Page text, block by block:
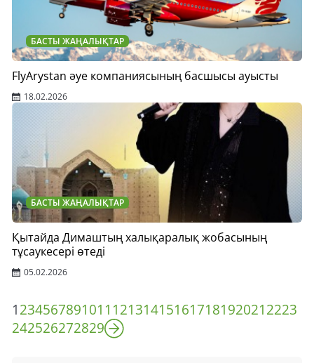
БАСТЫ ЖАҢАЛЫҚТАР
FlyArystan әуе компаниясының басшысы ауысты
18.02.2026
БАСТЫ ЖАҢАЛЫҚТАР
Қытайда Димаштың халықаралық жобасының
тұсаукесері өтеді
05.02.2026
1234567891011 121314151617181920212223
242526272829